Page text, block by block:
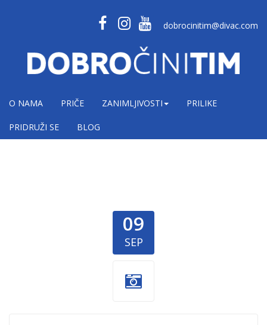
dobrocinitim@divac.com
O NAMA PRIČE ZANIMLJIVOSTI PRILIKE
PRIDRUŽI SE BLOG
09
SEP